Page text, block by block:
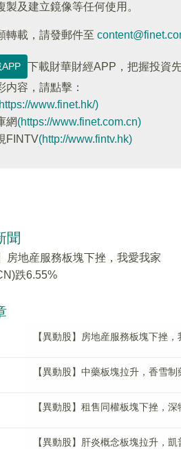
製及建立鏡像等任何使用。
轉載，請發郵件至
下載財華財經APP，把握投資
内容，請點擊：
www.finet.hk/)
網(https://www.finet.com.cn)
FINTV(http://www.fintv.hk)
聞
房地産服務板塊下挫，我愛我家
跌6.55%
【異動股】房地産服務板塊下挫
【異動股】中藥板塊拉升，香雪
【異動股】租售同權板塊下挫，
【異動股】肝炎概念板塊拉升，